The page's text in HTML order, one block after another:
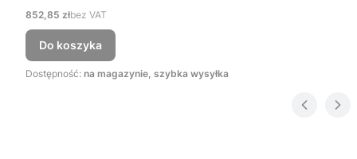
Cena
852,85 złbez VAT
Do koszyka
Dostępność: na magazynie, szybka wysyłka